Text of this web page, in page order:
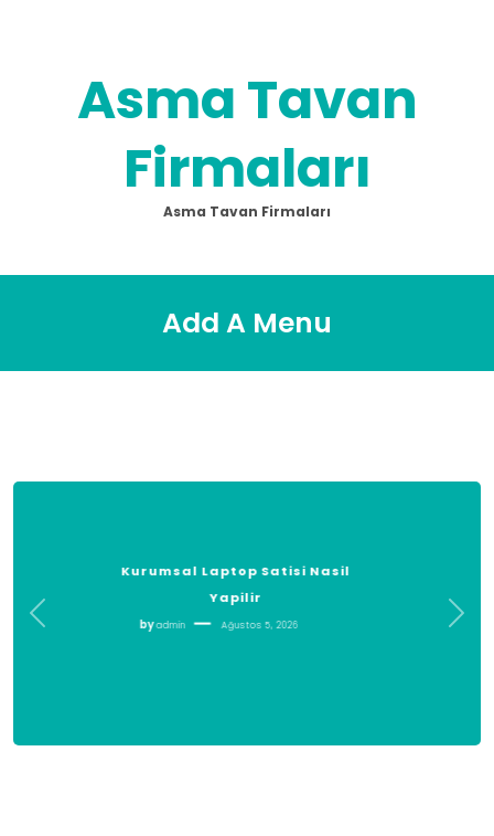
Asma Tavan
Firmaları
Asma Tavan Firmaları
Add A Menu
Kanun Yararina Bozma Ve
Kesinlesmis Kararlar
byadmin Ağustos 5, 2026